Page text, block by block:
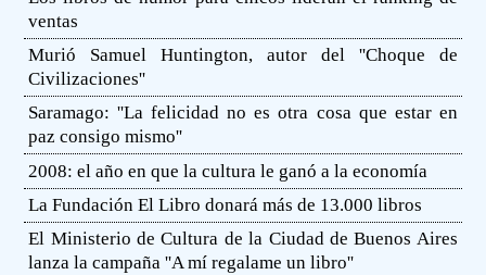
ventas
Murió Samuel Huntington, autor del ''Choque de
Civilizaciones''
Saramago: ''La felicidad no es otra cosa que estar en
paz consigo mismo''
2008: el año en que la cultura le ganó a la economía
La Fundación El Libro donará más de 13.000 libros
El Ministerio de Cultura de la Ciudad de Buenos Aires
lanza la campaña ''A mí regalame un libro''